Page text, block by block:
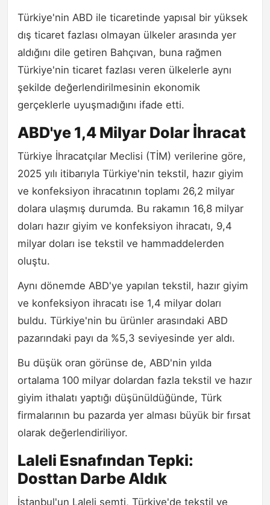
Türkiye'nin ABD ile ticaretinde yapısal bir yüksek
dış ticaret fazlası olmayan ülkeler arasında yer
aldığını dile getiren Bahçıvan, buna rağmen
Türkiye'nin ticaret fazlası veren ülkelerle aynı
şekilde değerlendirilmesinin ekonomik
gerçeklerle uyuşmadığını ifade etti.
ABD'ye 1,4 Milyar Dolar İhracat
Türkiye İhracatçılar Meclisi (TİM) verilerine göre,
2025 yılı itibarıyla Türkiye'nin tekstil, hazır giyim
ve konfeksiyon ihracatının toplamı 26,2 milyar
dolara ulaşmış durumda. Bu rakamın 16,8 milyar
doları hazır giyim ve konfeksiyon ihracatı, 9,4
milyar doları ise tekstil ve hammaddelerden
oluştu.
Aynı dönemde ABD'ye yapılan tekstil, hazır giyim
ve konfeksiyon ihracatı ise 1,4 milyar doları
buldu. Türkiye'nin bu ürünler arasındaki ABD
pazarındaki payı da %5,3 seviyesinde yer aldı.
Bu düşük oran görünse de, ABD'nin yılda
ortalama 100 milyar dolardan fazla tekstil ve hazır
giyim ithalatı yaptığı düşünüldüğünde, Türk
firmalarının bu pazarda yer alması büyük bir fırsat
olarak değerlendiriliyor.
Laleli Esnafından Tepki:
Dosttan Darbe Aldık
İstanbul'un Laleli semti, Türkiye'de tekstil ve